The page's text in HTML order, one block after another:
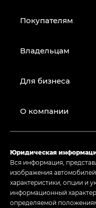
Покупателям
Владельцам
Для бизнеса
О компании
Юридическая
Вся информация,
изображения
характеристики, опции и
информационный
определяемой